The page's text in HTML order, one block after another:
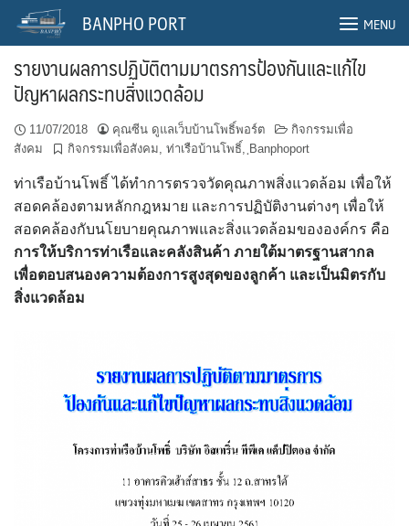
Skip
BANPHO PORT MENU
รายงานผลการปฏิบัติตามมาตรการป้องกันและแก้ไข
ปัญหาผลกระทบสิ่งแวดล้อม
11/07/2018 คุณซีน ดูแลเว็บบ้านโพธิ์พอร์ต
กิจกรรมเพื่อ
สังคม
กิจกรรมเพื่อสังคม, ท่าเรือบ้านโพธิ์, ฺBanphoport
ท่าเรือบ้านโพธิ์ ได้ทำการตรวจวัดคุณภาพสิ่งแวดล้อม เพื่อให้
สอดคล้องตามหลักกฎหมาย และการปฏิบัติงานต่างๆ เพื่อให้
สอดคล้องกับนโยบายคุณภาพและสิ่งแวดล้อมขององค์กร คือ
การให้บริการท่าเรือและคลังสินค้า ภายใต้มาตรฐานสากล
เพื่อตอบสนองความต้องการสูงสุดของลูกค้า และเป็นมิตรกับ
สิ่งแวดล้อม